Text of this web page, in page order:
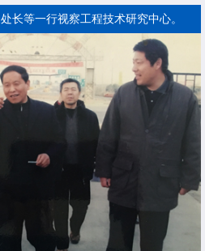
长等一行视察工程技术研究中心。